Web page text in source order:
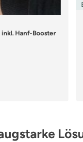
Hanf-Booster